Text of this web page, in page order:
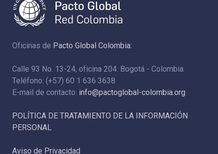
Oficinas de Pacto Global Colombia:
Calle 93 No. 13-24, oficina 204. Bogotá - Colombia
Teléfono: (+57) 60 1 636 3638
E-mail de contacto: info@pactoglobal-colombia.org
POLÍTICA DE TRATAMIENTO DE LA INFORMACIÓN
PERSONAL
Aviso de Privacidad